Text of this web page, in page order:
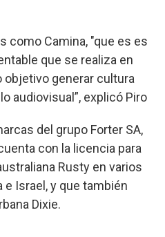
como Camina, "que es es
que se realiza en
generar cultura
audiovisual”, explicó Piro
del grupo Forter SA,
con la licencia para
Rusty en varios
Israel, y que también
Dixie.